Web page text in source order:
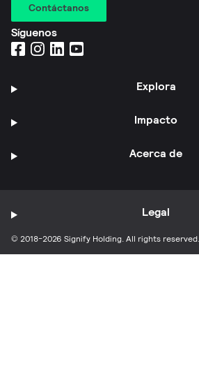
Contáctanos
Síguenos
Explora
Impacto
Acerca de
© 2018-2026 Signify Holding. All rights reserved.
Legal